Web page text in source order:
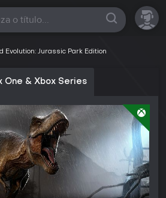
Evolution: Jurassic Park Edition
One & Xbox Series